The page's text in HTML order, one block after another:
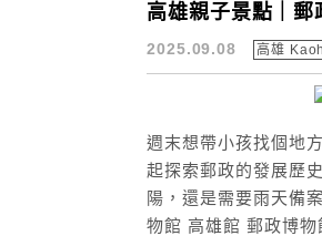
高雄親子景點｜
2025.09.08 高雄
週末想帶小孩找個地
起探索郵政的發展歷
陽，還是需要雨天備
物館 高雄館 郵政博